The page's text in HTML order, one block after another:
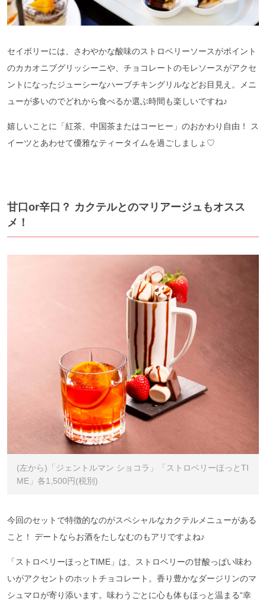
セイボリーには、さわやかな酸味のストロベリーソースがポイント
のカカオニブグリッシーニや、チョコレートのモレソースがアクセ
ントになったジューシーなハーブチキングリルなどお目見え。メニ
ューが多いのでどれから食べるか選ぶ時間も楽しいですね♪
嬉しいことに「紅茶、中国茶またはコーヒー」のおかわり自由！ ス
イーツとあわせて優雅なティータイムを過ごしましょ♡
甘口or辛口？ カクテルとのマリアージュもオスス
メ！
(左から)「ジェントルマン ショコラ」「ストロベリーほっとTI
ME」各1,500円(税別)
今回のセットで特徴的なのがスペシャルなカクテルメニューがある
こと！ デートならお酒をたしなむのもアリですよね♪
「ストロベリーほっとTIME」は、ストロベリーの甘酸っぱい味わ
いがアクセントのホットチョコレート。香り豊かなダージリンのマ
シュマロが寄り添います。味わうごとに心も体もほっと温まる“幸